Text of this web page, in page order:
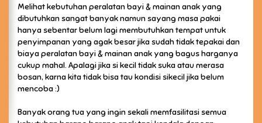
Melihat kebutuhan peralatan bayi & mainan anak yang
dibutuhkan sangat banyak namun sayang masa pakai
hanya sebentar belum lagi membutuhkan tempat untuk
penyimpanan yang agak besar jika sudah tidak tepakai dan
biaya peralatan bayi & mainan anak yang bagus harganya
cukup mahal. Apalagi jika si kecil tidak suka atau merasa
bosan, karna kita tidak bisa tau kondisi sikecil jika belum
mencoba :)
Banyak orang tua yang ingin sekali memfasilitasi semua